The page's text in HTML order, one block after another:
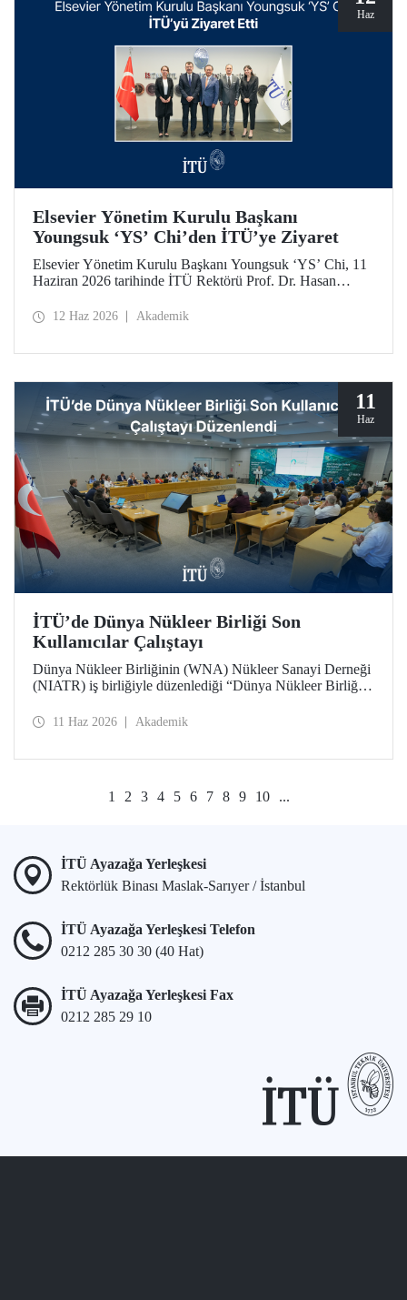
Haz
Elsevier Yönetim Kurulu Başkanı
Youngsuk ‘YS’ Chi’den İTÜ’ye Ziyaret
Elsevier Yönetim Kurulu Başkanı Youngsuk ‘YS’ Chi, 11
Haziran 2026 tarihinde İTÜ Rektörü Prof. Dr. Hasan
araştırma ekosistemlerinde yapay zekânın dönüştürücü
12 Haz 2026 Akademik
11
Haz
İTÜ’de Dünya Nükleer Birliği Son
Kullanıcılar Çalıştayı
Dünya Nükleer Birliğinin (WNA) Nükleer Sanayi Derneği
(NIATR) iş birliğiyle düzenlediği “Dünya Nükleer Birliği
11 Haz 2026 Akademik
1 2 3 4 5 6 7 8 9 10 ...
İTÜ Ayazağa Yerleşkesi
Rektörlük Binası Maslak-Sarıyer / İstanbul
İTÜ Ayazağa Yerleşkesi Telefon
0212 285 30 30 (40 Hat)
İTÜ Ayazağa Yerleşkesi Fax
0212 285 29 10